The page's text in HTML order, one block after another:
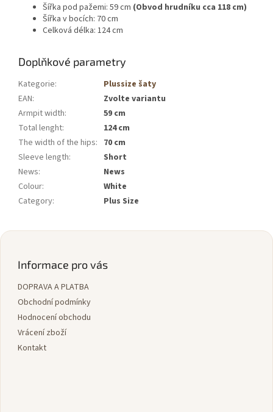
Šířka pod pažemi: 59 cm (Obvod hrudníku cca 118 cm)
Šířka v bocích: 70 cm
Celková délka: 124 cm
Doplňkové parametry
Kategorie:
Plussize šaty
EAN:
Zvolte variantu
Armpit width:
59 cm
Total lenght:
124 cm
The width of the hips: 70 cm
Sleeve length:
Short
News:
News
Colour:
White
Category: Plus Size
Z
Informace pro vás
DOPRAVA A PLATBA
Obchodní podmínky
Hodnocení obchodu
Vrácení zboží
Kontakt